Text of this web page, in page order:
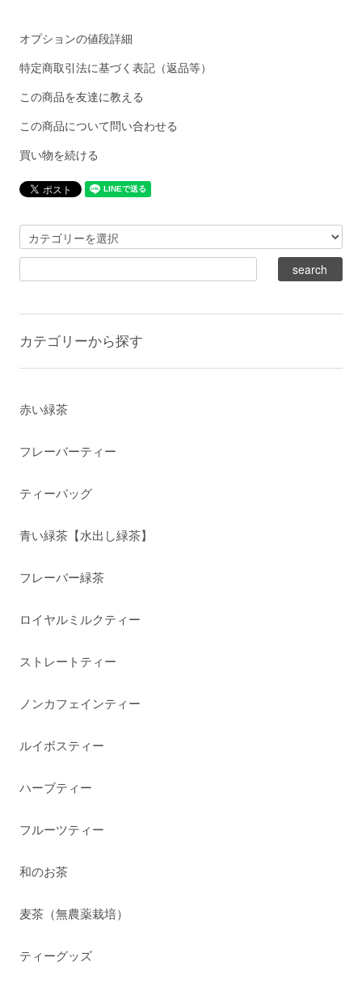
オプションの値段詳細
特定商取引法に基づく表記（返品等）
この商品を友達に教える
この商品について問い合わせる
買い物を続ける
カテゴリーから探す
赤い緑茶
フレーバーティー
ティーバッグ
青い緑茶【水出し緑茶】
フレーバー緑茶
ロイヤルミルクティー
ストレートティー
ノンカフェインティー
ルイボスティー
ハーブティー
フルーツティー
和のお茶
麦茶（無農薬栽培）
ティーグッズ